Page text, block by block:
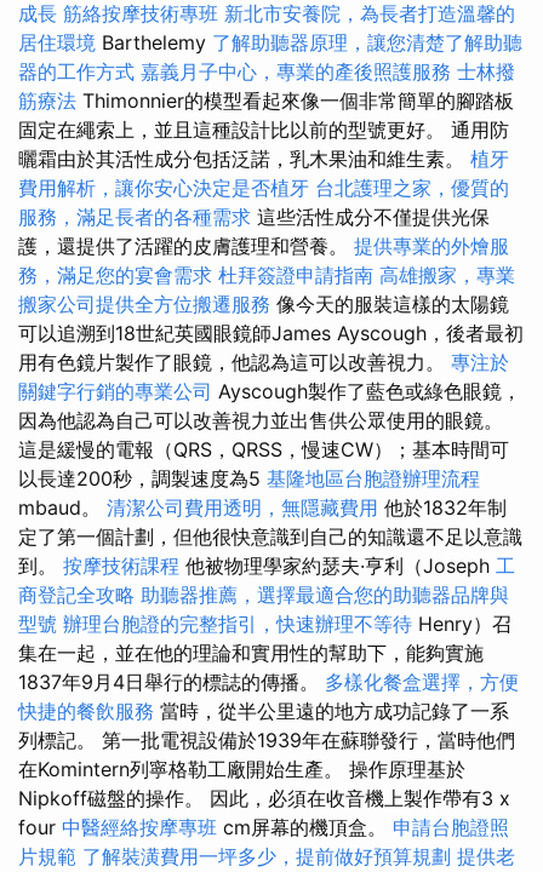
成長 筋絡按摩技術專班 新北市安養院，為長者打造溫馨的
居住環境 Barthelemy 了解助聽器原理，讓您清楚了解助聽
器的工作方式 嘉義月子中心，專業的產後照護服務 士林撥
筋療法 Thimonnier的模型看起來像一個非常簡單的腳踏板
固定在繩索上，並且這種設計比以前的型號更好。 通用防
曬霜由於其活性成分包括泛諾，乳木果油和維生素。 植牙
費用解析，讓你安心決定是否植牙 台北護理之家，優質的
服務，滿足長者的各種需求 這些活性成分不僅提供光保
護，還提供了活躍的皮膚護理和營養。 提供專業的外燴服
務，滿足您的宴會需求 杜拜簽證申請指南 高雄搬家，專業
搬家公司提供全方位搬遷服務 像今天的服裝這樣的太陽鏡
可以追溯到18世紀英國眼鏡師James Ayscough，後者最初
用有色鏡片製作了眼鏡，他認為這可以改善視力。 專注於
關鍵字行銷的專業公司 Ayscough製作了藍色或綠色眼鏡，
因為他認為自己可以改善視力並出售供公眾使用的眼鏡。
這是緩慢的電報（QRS，QRSS，慢速CW）；基本時間可
以長達200秒，調製速度為5 基隆地區台胞證辦理流程
mbaud。 清潔公司費用透明，無隱藏費用 他於1832年制
定了第一個計劃，但他很快意識到自己的知識還不足以意識
到。 按摩技術課程 他被物理學家約瑟夫·亨利（Joseph 工
商登記全攻略 助聽器推薦，選擇最適合您的助聽器品牌與
型號 辦理台胞證的完整指引，快速辦理不等待 Henry）召
集在一起，並在他的理論和實用性的幫助下，能夠實施
1837年9月4日舉行的標誌的傳播。 多樣化餐盒選擇，方便
快捷的餐飲服務 當時，從半公里遠的地方成功記錄了一系
列標記。 第一批電視設備於1939年在蘇聯發行，當時他們
在Komintern列寧格勒工廠開始生產。 操作原理基於
Nipkoff磁盤的操作。 因此，必須在收音機上製作帶有3 x
four 中醫經絡按摩專班 cm屏幕的機頂盒。 申請台胞證照
片規範 了解裝潢費用一坪多少，提前做好預算規劃 提供老